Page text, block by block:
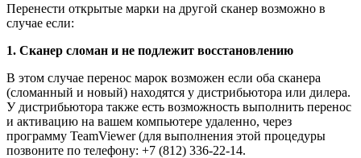
Перенести открытые марки на другой сканер возможно в
случае если:
1. Сканер сломан и не подлежит восстановлению
В этом случае перенос марок возможен если оба сканера
(сломанный и новый) находятся у дистрибьютора или дилера.
У дистрибьютора также есть возможность выполнить перенос
и активацию на вашем компьютере удаленно, через
программу TeamViewer (для выполнения этой процедуры
позвоните по телефону: +7 (812) 336-22-14.